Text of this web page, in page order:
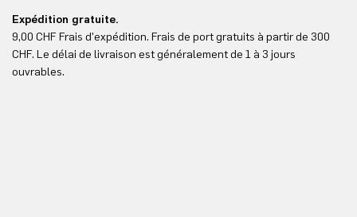
Expédition gratuite.
9,00 CHF Frais d'expédition. Frais de port gratuits à partir de 300
CHF. Le délai de livraison est généralement de 1 à 3 jours
ouvrables.